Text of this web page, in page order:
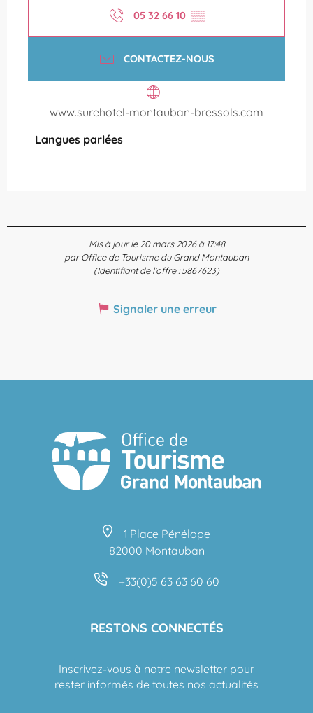
05 32 66 10 ▒▒
CONTACTEZ-NOUS
www.surehotel-montauban-bressols.com
Langues parlées
Langues parlées
Mis à jour le 20 mars 2026 à 17:48
par Office de Tourisme du Grand Montauban
(Identifiant de l'offre :5867623)
Signaler une erreur
1 Place Pénélope
82000 Montauban
+33(0)5 63 63 60 60
RESTONS CONNECTÉS
Inscrivez-vous à notre newsletter pour
rester informés de toutes nos actualités